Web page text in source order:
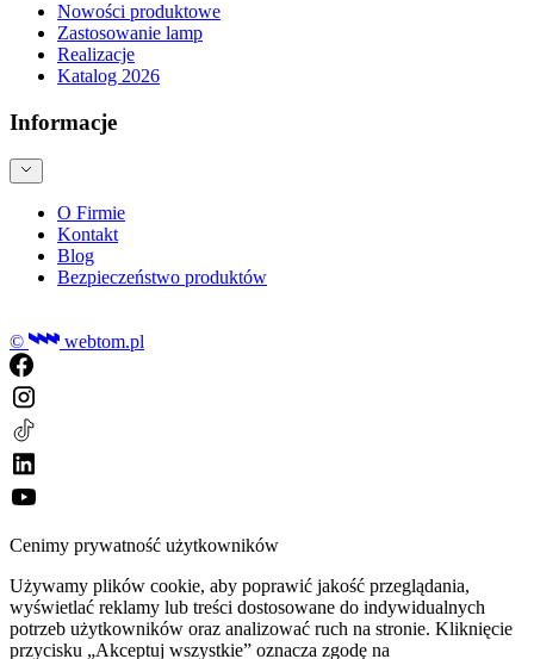
Nowości produktowe
Zastosowanie lamp
Realizacje
Katalog 2026
Informacje
O Firmie
Kontakt
Blog
Bezpieczeństwo produktów
© webtom.pl
Cenimy prywatność użytkowników
Używamy plików cookie, aby poprawić jakość przeglądania,
wyświetlać reklamy lub treści dostosowane do indywidualnych
potrzeb użytkowników oraz analizować ruch na stronie. Kliknięcie
przycisku „Akceptuj wszystkie” oznacza zgodę na